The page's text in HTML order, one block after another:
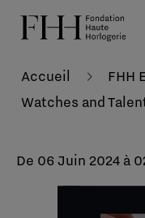
Accueil FHH
Watches and
De 06 Juin 2024 à